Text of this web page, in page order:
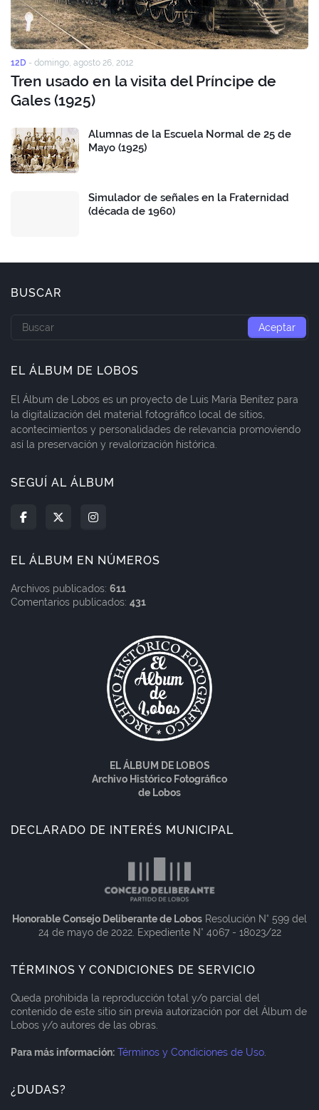
12D - domingo, agosto 26, 2012
Tren usado en la visita del Príncipe de
Gales (1925)
Alumnas de la Escuela Normal de 25 de
Mayo (1925)
Simulador de señales en la Fraternidad
(década de 1960)
BUSCAR
EL ÁLBUM DE LOBOS
El Álbum de Lobos es un proyecto de Luis María Benítez para
la digitalización del material fotográfico local de sitios,
acontecimientos y personalidades de relevancia promoviendo
así la preservación y revalorización histórica.
SEGUÍ AL ÁLBUM
EL ÁLBUM EN NÚMEROS
Archivos publicados: 611
Comentarios publicados: 431
EL ÁLBUM DE LOBOS
Archivo Histórico Fotográfico
de Lobos
DECLARADO DE INTERÉS MUNICIPAL
Honorable Consejo Deliberante de Lobos Resolución N° 599 del
24 de mayo de 2022. Expediente N° 4067 - 18023/22
TÉRMINOS Y CONDICIONES DE SERVICIO
Queda prohibida la reproducción total y/o parcial del
contenido de este sitio sin previa autorización por del Álbum de
Lobos y/o autores de las obras.
Para más información: Términos y Condiciones de Uso
¿DUDAS?